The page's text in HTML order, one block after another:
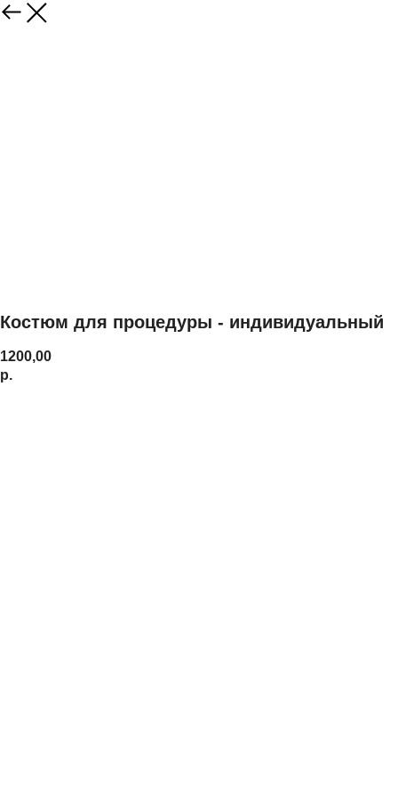
Костюм для процедуры - индивидуальный
1200,00
р.